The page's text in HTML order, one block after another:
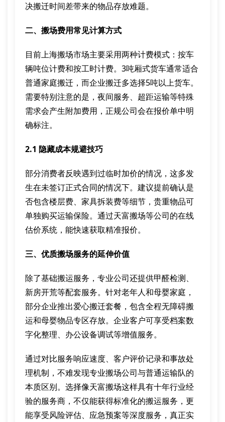
决搬迁时间差带来的物品存放难题。
二、搬场费用常见计算方式
目前上海搬场市场主要采用两种计费模式：按车
辆吨位计费和按工时计费。3吨厢式货车通常适合
普通家庭搬迁，而企业搬迁多选择5吨以上货车。
需要特别注意的是，夜间服务、超距运输等特殊
需求会产生附加费用，正规公司会在报价单中明
确标注。
2.1 隐藏成本规避技巧
部分消费者反映遇到过临时加价的情况，这多发
生在未签订正式合同的情况下。建议提前确认是
否包含楼层费、家具拆装费等细节，贵重物品可
单独购买运输保险。通过天富搬场等公司的在线
估价系统，能快速获取精准报价。
三、优质搬场服务的延伸价值
除了基础搬运服务，专业公司还提供甲醛检测、
新房开荒等配套服务。针对老年人和母婴家庭，
部分企业推出爱心搬迁套餐，包含全程无障碍搬
运和母婴物品专区存放。企业客户可享受档案数
字化整理、办公设备调试等增值服务。
通过对比服务响应速度、客户评价记录和事故处
理机制，不难发现专业搬场公司与普通运输队的
本质区别。选择像天富搬场这样具有十年行业经
验的服务商，不仅能获得标准化的搬运服务，更
能享受风险评估、应急预案等深度服务，真正实